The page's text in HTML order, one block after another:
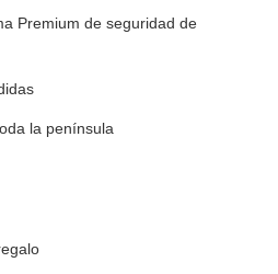
Premium de seguridad de
la península